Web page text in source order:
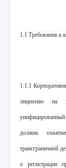
1.1 Требования к
1.1.1
лицензию на
должна
трансграничной
о регистрации